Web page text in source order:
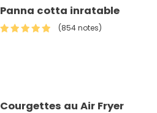
Panna cotta inratable
(854 notes)
Courgettes au Air Fryer